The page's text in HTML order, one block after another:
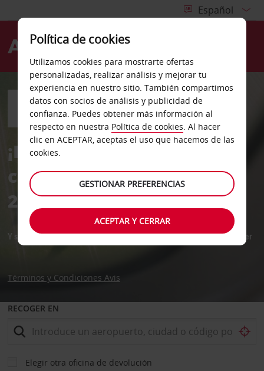
¡Elige tu destino! Alquila
con Avis y obtén hasta un
25% de descuento
Y si eres cliente de Miles&Go, puedes ganar 500 millas por alquiler
Términos y Condiciones Avis
RECOGER EN
Elegir otra oficina de devolución
Política de cookies
Utilizamos cookies para mostrarte ofertas
personalizadas, realizar análisis y mejorar tu
experiencia en nuestro sitio. También compartimos
datos con socios de análisis y publicidad de
confianza. Puedes obtener más información al
respecto en nuestra Política de cookies. Al hacer
clic en ACEPTAR, aceptas el uso que hacemos de las
cookies.
GESTIONAR PREFERENCIAS
ACEPTAR Y CERRAR